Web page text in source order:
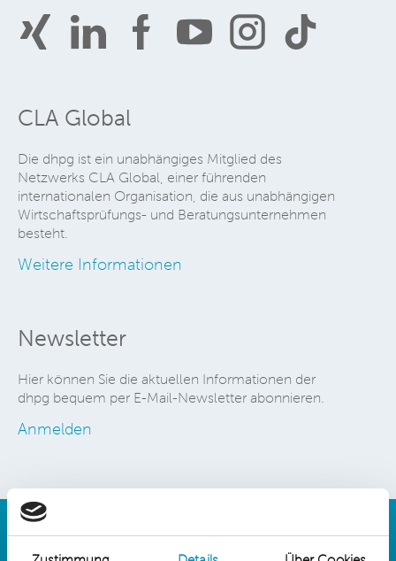
CLA Global
Die dhpg ist ein unabhängiges Mitglied des
Netzwerks CLA Global, einer führenden
internationalen Organisation, die aus unabhängigen
Wirtschaftsprüfungs- und Beratungsunternehmen
besteht.
Weitere Informationen
Newsletter
Hier können Sie die aktuellen Informationen der
dhpg bequem per E-Mail-Newsletter abonnieren.
Anmelden